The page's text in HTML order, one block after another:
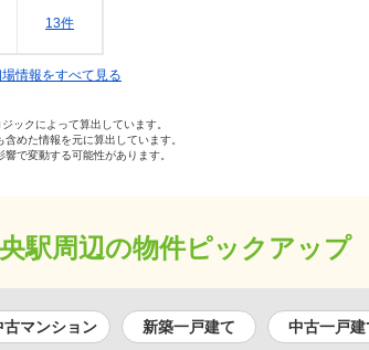
13件
情報をすべて見る
ックによって算出しています。
めた情報を元に算出しています。
で変動する可能性があります。
駅周辺の物件ピックアップ
古マンション 新築一戸建て 中古一戸建